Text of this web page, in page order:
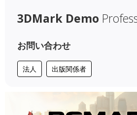
3DMark Demo
お問い合わせ
法人 出版関係者